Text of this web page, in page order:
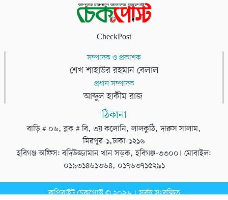
CheckPost
সম্পাদক ও প্রকাশক
শেখ শাহাউর রহমান বেলাল
প্রধান সম্পাদক
আব্দুল হাকীম রাজ
ঠিকানা
বাড়ি # ০৬, ব্লক # বি, ৩য় কলোনি, লালকুঠি, দারুস সালাম,
মিরপুর-১,ঢাকা-১২১৬
হবিগঞ্জ অফিস: বদিউজ্জামান খান সড়ক, হবিগঞ্জ-৩৩০০। মোবাইল:
০১৯৩১৪৬১৩৬৪, ০১৭৬৩৭১৫২৯১
কপিরাইট চেকপোস্ট © ২০২৬ । সর্বস্ব সংরক্ষিত